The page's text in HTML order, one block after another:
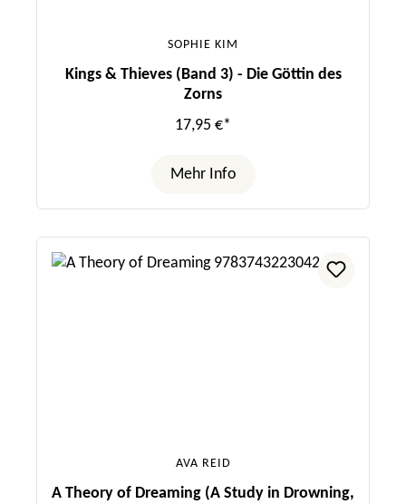
SOPHIE KIM
Kings & Thieves (Band 3) - Die Göttin des
Zorns
17,95 €*
Mehr Info
AVA REID
A Theory of Dreaming (A Study in Drowning,